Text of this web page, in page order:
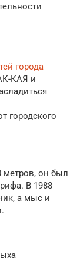
города
КАЯ и
городского
метров, он был
В 1988
а мыс и